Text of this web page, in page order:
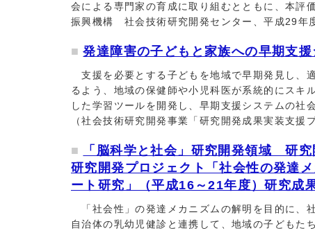
会による専門家の育成に取り組むとともに、本評
振興機構 社会技術研究開発センター、平成29年
発達障害の子どもと家族への早期支
支援を必要とする子どもを地域で早期発見し、
るよう、地域の保健師や小児科医が系統的にスキ
した学習ツールを開発し、早期支援システムの社
（社会技術研究開発事業「研究開発成果実装支援
「脳科学と社会」研究開発領域 研
研究開発プロジェクト「社会性の発達
ート研究」（平成16～21年度）研究成
「社会性」の発達メカニズムの解明を目的に、
自治体の乳幼児健診と連携して、地域の子どもた